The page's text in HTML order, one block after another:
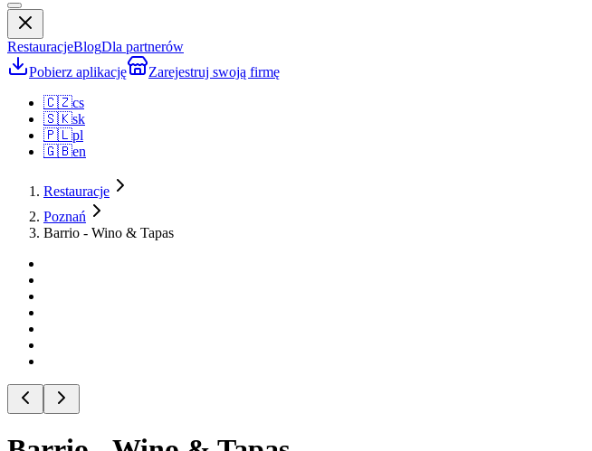
RestauracjeBlogDla partnerów
Pobierz aplikację
Zarejestruj swoją firmę
🇨🇿cs
🇸🇰sk
🇵🇱pl
🇬🇧en
Restauracje
Poznań
Barrio - Wino & Tapas